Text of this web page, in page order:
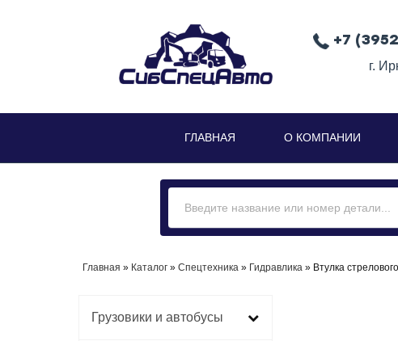
+7
г.
ГЛАВНАЯ О КОМПАНИИ
Главная » Каталог » Спецтехника » Гидравлика » Втулка
Грузовики и автобусы